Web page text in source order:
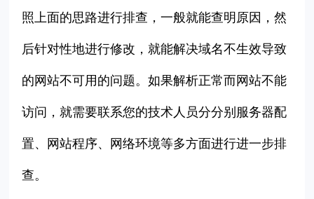
照上面的思路进行排查，一般就能查明原因，然
后针对性地进行修改，就能解决域名不生效导致
的网站不可用的问题。如果解析正常而网站不能
访问，就需要联系您的技术人员分分别服务器配
置、网站程序、网络环境等多方面进行进一步排
查。